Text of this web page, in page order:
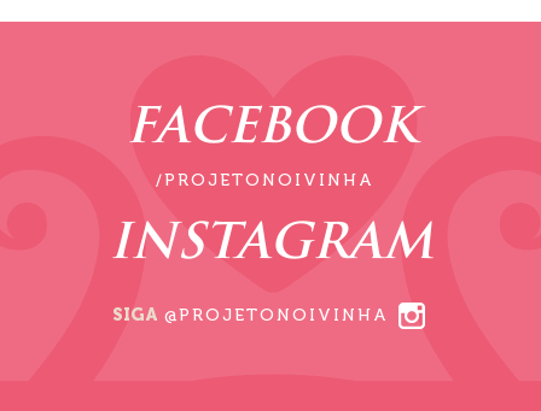
FACEBOOK
/PROJETONOIVINHA
INSTAGRAM
SIGA @PROJETONOIVINHA